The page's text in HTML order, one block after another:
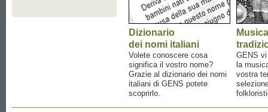
Dizionario
dei nomi italiani
Volete conoscere cosa
significa il vostro nome?
Grazie al dizionario dei nomi
italiani di GENS potete
scoprirlo.
Musica
GENS
la
vostra